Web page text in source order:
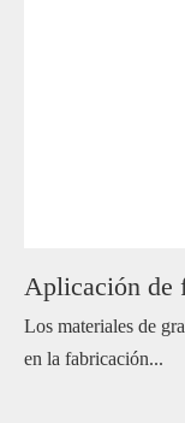
Aplicación de
Los materiales de
en la fabricación...